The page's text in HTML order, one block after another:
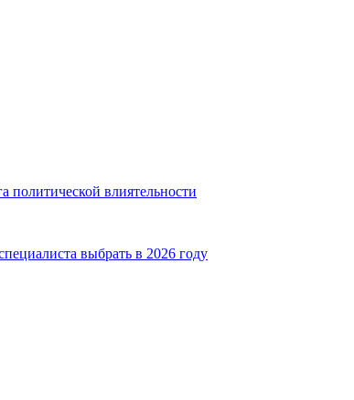
политической влиятельности
выбрать в 2026 году